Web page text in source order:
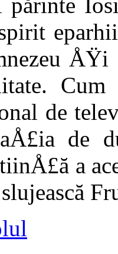
părinte
de
de
a